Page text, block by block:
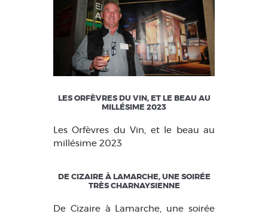
LES ORFÈVRES DU VIN, ET LE BEAU AU
MILLÉSIME 2023
Les Orfèvres du Vin, et le beau au
millésime 2023
DE CIZAIRE À LAMARCHE, UNE SOIRÉE
TRÈS CHARNAYSIENNE
De Cizaire à Lamarche, une soirée